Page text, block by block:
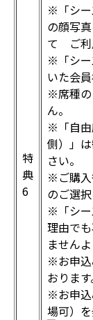
特
典
6
※「シー
の顔写
て ご利
※「シー
いた会
※席種の
ん。
※「自由
側）」
さい。
※ご購入
のご選
※「シー
理由で
ません
※お申込
おります
※お申込
場可）を